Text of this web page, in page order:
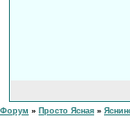
Форум » Просто Ясная »